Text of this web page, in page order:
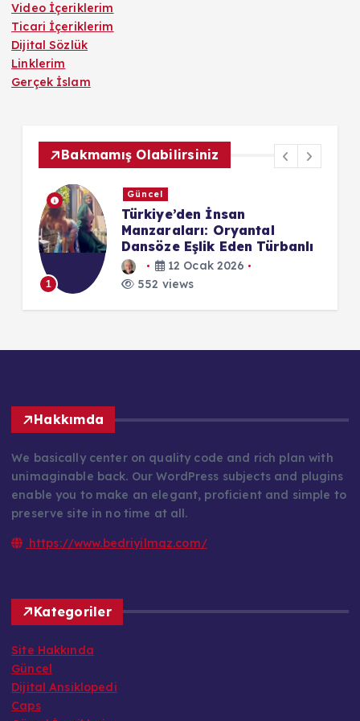
Video İçeriklerim
Ticari İçeriklerim
Dijital Sözlük
Linklerim
Gerçek İslam
Bakmamış Olabilirsiniz
1
Güncel
Türkiye’den İnsan
Manzaraları: Oryantal
Dansöze Eşlik Eden Türbanlı
12 Ocak 2026
552 views
Hakkımda
We basically center on quality code and rich plan with
unimaginable back. Our WordPress subjects and plugins
enable you to make an elegant, proficient and simple to
preserve site in no time at all.
https://www.bedriyilmaz.com/
Kategoriler
Site Hakkında
Güncel
Dijital Ansiklopedi
Caps